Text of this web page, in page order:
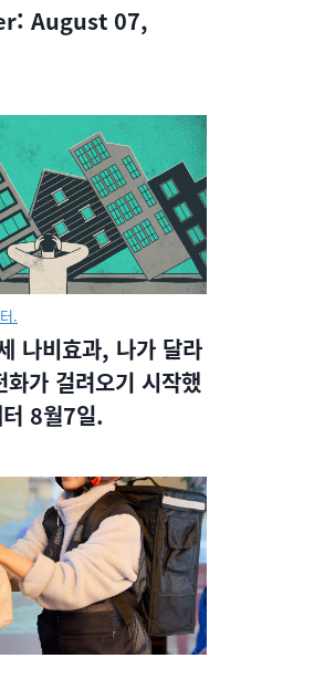
August 07,
.
나비효과, 나가 달라
가 걸려오기 시작했
8월7일.